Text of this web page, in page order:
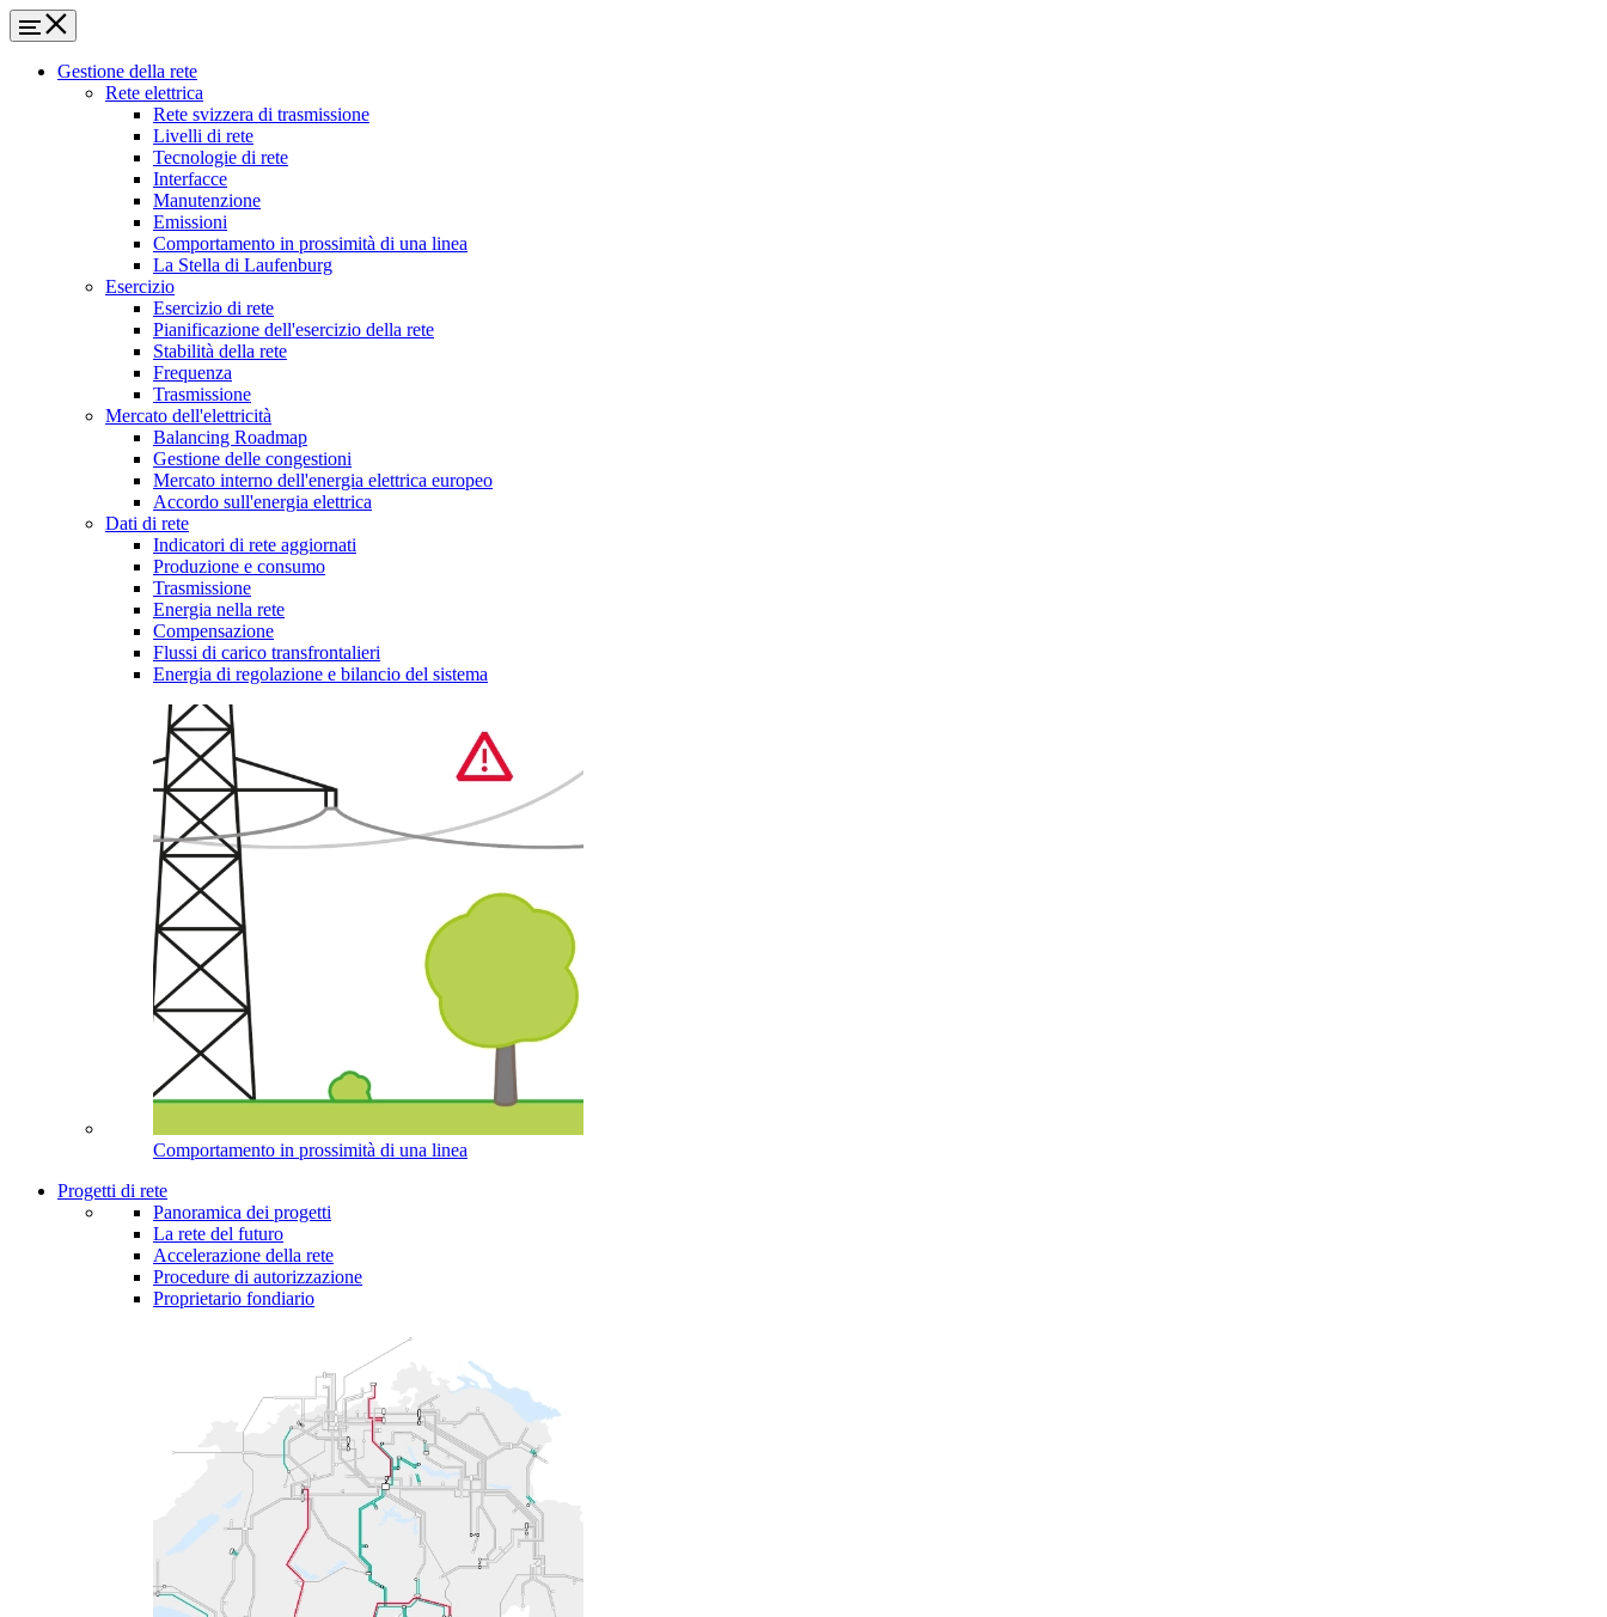
Gestione della rete
Rete elettrica
Rete svizzera di trasmissione
Livelli di rete
Tecnologie di rete
Interfacce
Manutenzione
Emissioni
Comportamento in prossimità di una linea
La Stella di Laufenburg
Esercizio
Esercizio di rete
Pianificazione dell'esercizio della rete
Stabilità della rete
Frequenza
Trasmissione
Mercato dell'elettricità
Balancing Roadmap
Gestione delle congestioni
Mercato interno dell'energia elettrica europeo
Accordo sull'energia elettrica
Dati di rete
Indicatori di rete aggiornati
Produzione e consumo
Trasmissione
Energia nella rete
Compensazione
Flussi di carico transfrontalieri
Energia di regolazione e bilancio del sistema
Comportamento in prossimità di una linea
Progetti di rete
Panoramica dei progetti
La rete del futuro
Accelerazione della rete
Procedure di autorizzazione
Proprietario fondiario